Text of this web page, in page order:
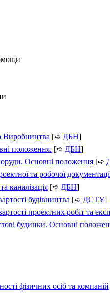
Виробництва [➪ ДБН]
положення. [➪ ДБН]
Основні положення [➪
та робочої
каналізація [➪ ДБН]
будівництва [➪ ДСТУ]
проектних робіт та
будинки. Основні
фізичних осіб та компаній